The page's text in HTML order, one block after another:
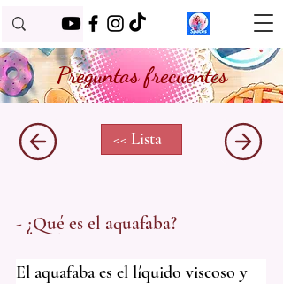
Preguntas frecuentes
<< Lista
- ¿Qué es el aquafaba?
El aquafaba es el líquido viscoso y